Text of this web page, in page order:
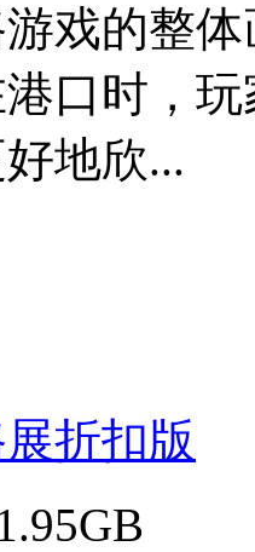
戏的整
口时，
地欣...
折扣版